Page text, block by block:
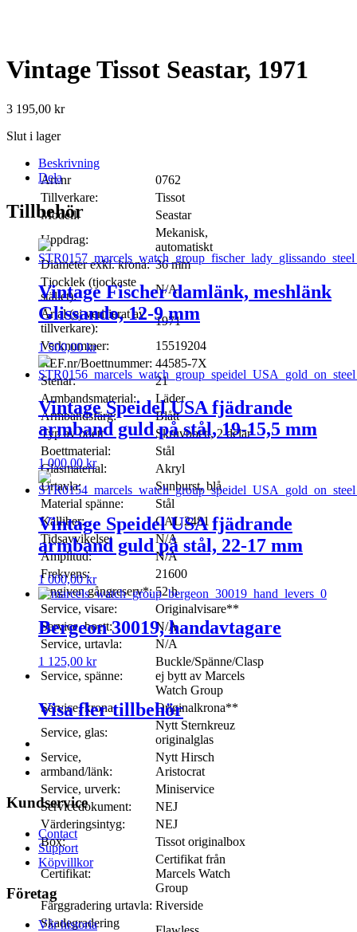
Vintage Tissot Seastar, 1971
3 195,00 kr
Slut i lager
Beskrivning
Art.nr
0762
Tillverkare:
Tissot
Modell:
Seastar
Uppdrag:
Mekanisk,
automatiskt
Diameter exkl. krona: 36 mm
Tjocklek (tjockaste
stället):
N/A
Årtal (ej verifierat av
tillverkare):
1971
Verknummer:
15519204
REF.nr/Boettnummer: 44585-7X
Stenar:
21
Armbandsmaterial:
Läder
Armbandsfärg:
Blått
Typ av boett
Skruvboett, 2 delar
Boettmaterial:
Stål
Glasmaterial:
Akryl
Urtavla:
Sunburst, blå
Material spänne:
Stål
Kalliber:
CAL 2481
Tidsavvikelse:
N/A
Amplitud:
N/A
Frekvens:
21600
Angiven gångreserv*: 52 h
Service, visare:
Originalvisare**
Service, boett:
N/A
Service, urtavla:
N/A
Service, spänne:
Buckle/Spänne/Clasp
ej bytt av Marcels
Watch Group
Service, krona:
Originalkrona**
Service, glas:
Nytt Sternkreuz
originalglas
Service,
armband/länk:
Nytt Hirsch
Aristocrat
Service, urverk:
Miniservice
Servicedokument:
NEJ
Värderingsintyg:
NEJ
Box:
Tissot originalbox
Certifikat:
Certifikat från
Marcels Watch
Group
Färggradering urtavla: Riverside
Skadegradering
Dela
Tillbehör
Vintage Fischer damlänk, meshlänk
Glissando, 12-9 mm
1 500,00kr
Vintage Speidel USA fjädrande
armband guld på stål, 19-15,5 mm
1 000,00 kr
Vintage Speidel USA fjädrande
armband guld på stål, 22-17 mm
1 000,00kr
Bergeon 30019, handavtagare
1 125,00 kr
Visa fler tillbehör
Kundservice
Contact
Support
Köpvillkor
Företag
Vår historia